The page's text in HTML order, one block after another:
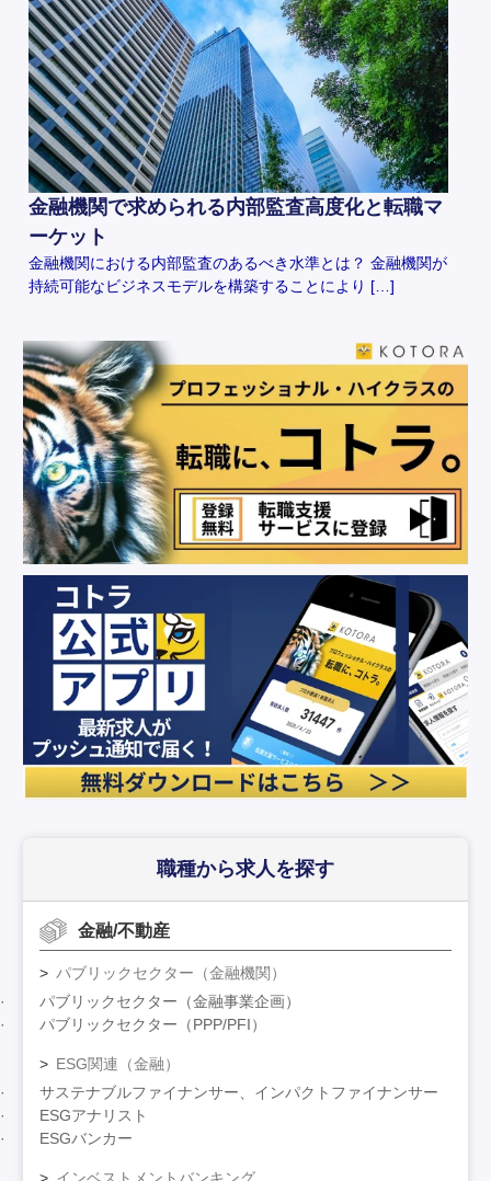
金融機関で求められる内部監査高度化と転職マ
ーケット
金融機関における内部監査のあるべき水準とは？ 金融機関が
持続可能なビジネスモデルを構築することにより […]
職種から求人を探す
金融/不動産
パブリックセクター（金融機関）
パブリックセクター（金融事業企画）
パブリックセクター（PPP/PFI）
ESG関連（金融）
サステナブルファイナンサー、インパクトファイナンサー
ESGアナリスト
ESGバンカー